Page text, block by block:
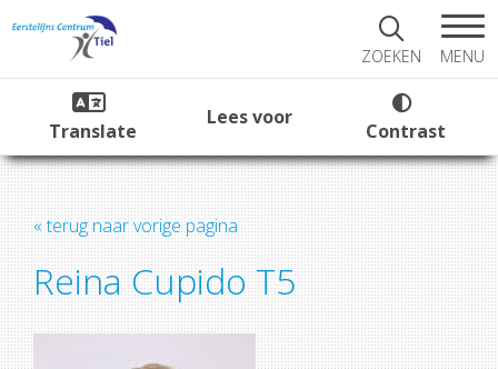
ZOEKEN MENU
Translate
Lees voor
Contrast
« terug naar vorige pagina
Reina Cupido T5